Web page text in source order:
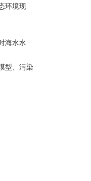
环境现
海水水
型、污染